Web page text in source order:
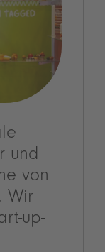
und
von
Wir
up-